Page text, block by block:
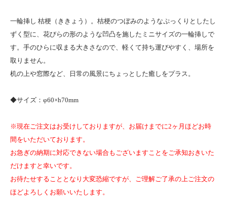
一輪挿し 桔梗（ききょう）。桔梗のつぼみのようなぷっくりとしたし
ずく型に、花びらの形のような凹凸を施したミニサイズの一輪挿しで
す。手のひらに収まる大きさなので、軽くて持ち運びやすく、場所を
取りません。
机の上や窓際など、日常の風景にちょっとした癒しをプラス。
◆サイズ：φ60×h70mm
※現在ご注文はお受けしておりますが、お届けまでに2ヶ月ほどお時
間をいただいております。
お急ぎの納期に対応できない場合もございますことをご承知おきいた
だけますと幸いです。
お待たせすることとなり大変恐縮ですが、ご理解ご了承の上ご注文の
ほどよろしくお願いいたします。